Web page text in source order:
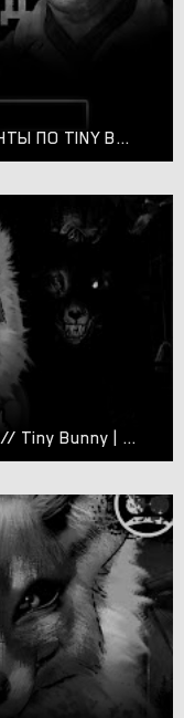
ЗАЙЧИК КОГДА ВЫЙДЕТ??? ПРОЦЕНТЫ ПО TINY BUNNY?
Алиса - Сказка (AI Cover IC3PEAK) // Tiny Bunny | Зайчик